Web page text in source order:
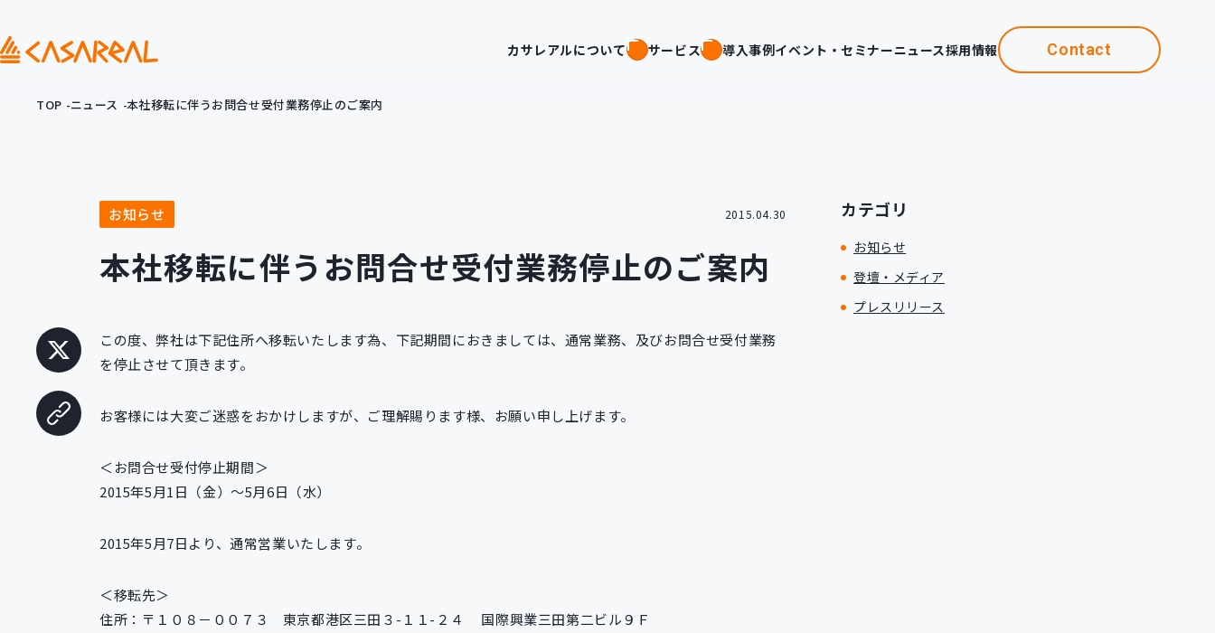
カサレアルについて サービス 導入事例イベント・セミナーニュース採用情報 Contact
TOP ニュース 本社移転に伴うお問合せ受付業務停止のご案内
お知らせ 2015.04.30
本社移転に伴うお問合せ受付業務停止のご案内
この度、弊社は下記住所へ移転いたします為、下記期間におきましては、通常業務、及びお問合せ受付業務
を停止させて頂きます。
お客様には大変ご迷惑をおかけしますが、ご理解賜ります様、お願い申し上げます。
＜お問合せ受付停止期間＞
2015年5月1日（金）～5月6日（水）
2015年5月7日より、通常営業いたします。
＜移転先＞
住所：〒１０８－００７３ 東京都港区三田３-１１-２４ 国際興業三田第二ビル９Ｆ
カテゴリ
お知らせ
登壇・メディア
プレスリリース